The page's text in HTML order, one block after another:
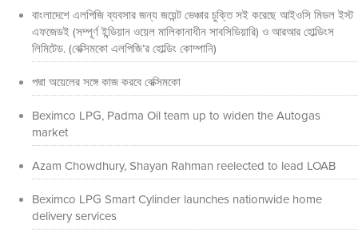
বাংলাদেশে এলপিজি ব্যবসার জন্য জয়েন্ট ভেঞ্চার চুক্তি সই করেছে আইওসি মিডল ইস্ট
এফজেডই (সম্পূর্ণ ইন্ডিয়ান ওয়েল মালিকানাধীন সাবসিডিয়ারি) ও আরআর হোল্ডিংস
লিমিটেড. (বেক্সিমকো এলপিজি’র হোল্ডিং কোম্পানি)
পদ্মা অয়েলের সঙ্গে কাজ করবে বেক্সিমকো
Beximco LPG, Padma Oil team up to widen the Autogas
market
Azam Chowdhury, Shayan Rahman reelected to lead LOAB
Beximco LPG Smart Cylinder launches nationwide home
delivery services